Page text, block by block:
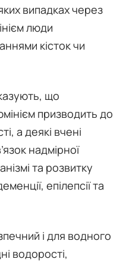
випадках через
люди
кісток чи
що
призводить до
а деякі вчені
надмірної
та розвитку
епілепсії та
і для водного
водорості,